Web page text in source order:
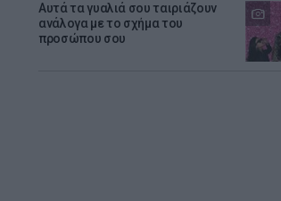
Αυτά τα γυαλιά σου ταιριάζουν
ανάλογα με το σχήμα του
προσώπου σου